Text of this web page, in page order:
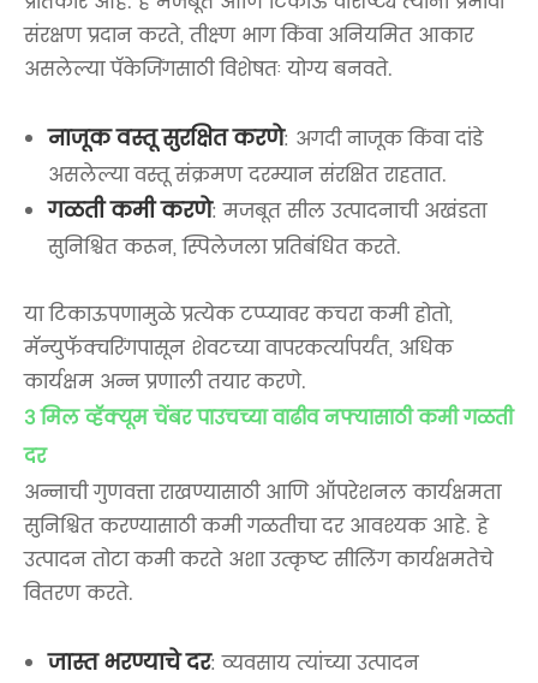
संरक्षण प्रदान करते, तीक्ष्ण भाग किंवा अनियमित आकार
असलेल्या पॅकेजिंगसाठी विशेषतः योग्य बनवते.
नाजूक वस्तू सुरक्षित करणे: अगदी नाजूक किंवा दांडे
असलेल्या वस्तू संक्रमण दरम्यान संरक्षित राहतात.
गळती कमी करणे: मजबूत सील उत्पादनाची अखंडता
सुनिश्चित करून, स्पिलेजला प्रतिबंधित करते.
या टिकाऊपणामुळे प्रत्येक टप्प्यावर कचरा कमी होतो,
मॅन्युफॅक्चरिंगपासून शेवटच्या वापरकर्त्यापर्यंत, अधिक
कार्यक्षम अन्न प्रणाली तयार करणे.
3 मिल व्हॅक्यूम चेंबर पाउचच्या वाढीव नफ्यासाठी कमी गळती
दर
अन्नाची गुणवत्ता राखण्यासाठी आणि ऑपरेशनल कार्यक्षमता
सुनिश्चित करण्यासाठी कमी गळतीचा दर आवश्यक आहे. हे
उत्पादन तोटा कमी करते अशा उत्कृष्ट सीलिंग कार्यक्षमतेचे
वितरण करते.
जास्त भरण्याचे दर: व्यवसाय त्यांच्या उत्पादन